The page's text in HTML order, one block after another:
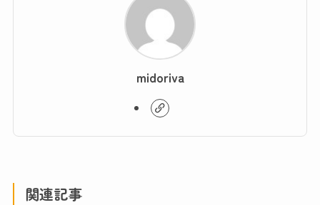
midoriva
関連記事